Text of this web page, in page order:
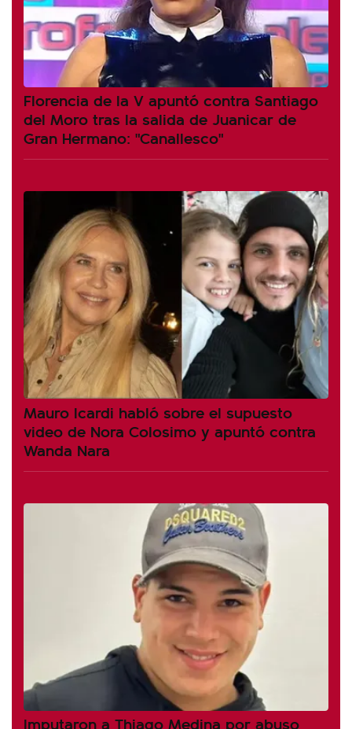
Florencia de la V apuntó contra Santiago
del Moro tras la salida de Juanicar de
Gran Hermano: "Canallesco"
Mauro Icardi habló sobre el supuesto
video de Nora Colosimo y apuntó contra
Wanda Nara
Imputaron a Thiago Medina por abuso